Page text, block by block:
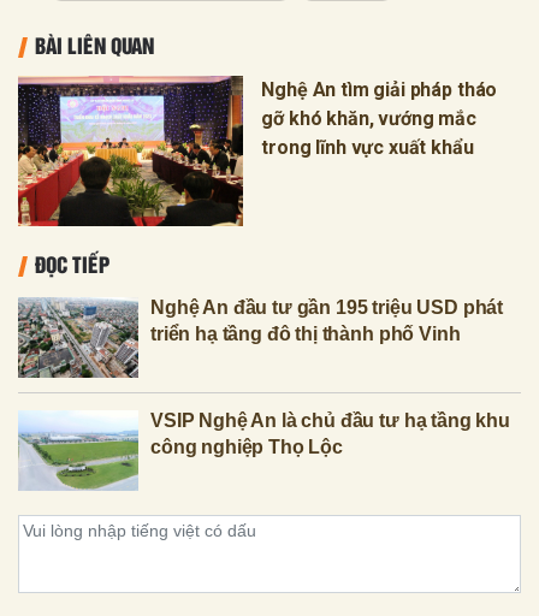
BÀI LIÊN QUAN
Nghệ An tìm giải pháp tháo
gỡ khó khăn, vướng mắc
trong lĩnh vực xuất khẩu
ĐỌC TIẾP
Nghệ An đầu tư gần 195 triệu USD phát
triển hạ tầng đô thị thành phố Vinh
VSIP Nghệ An là chủ đầu tư hạ tầng khu
công nghiệp Thọ Lộc